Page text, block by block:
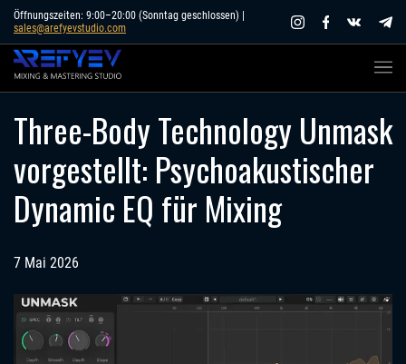
Skip
content
Öffnungszeiten: 9:00–20:00 (Sonntag geschlossen) |
sales@arefyevstudio.com
Three-Body Technology Unmask
vorgestellt: Psychoakustischer
Dynamic EQ für Mixing
7 Mai 2026